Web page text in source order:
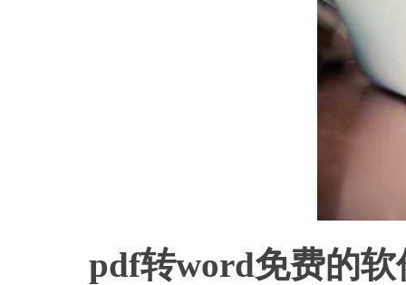
pdf转word免费的